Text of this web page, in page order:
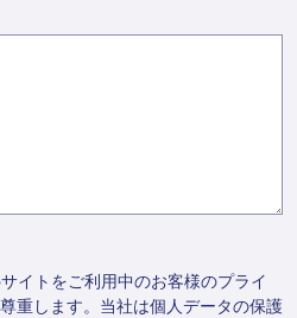
イトをご利用中のお客様のプライ
重します。当社は個人データの保護